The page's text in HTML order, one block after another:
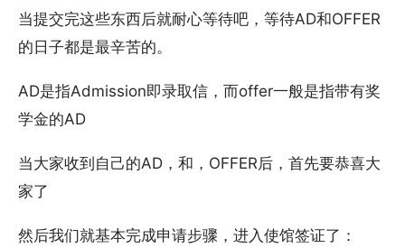
当提交完这些东西后就耐心等待吧，等待AD和OFFER
的日子都是最辛苦的。
AD是指Admission即录取信，而offer一般是指带有奖
学金的AD
当大家收到自己的AD，和，OFFER后，首先要恭喜大
家了
然后我们就基本完成申请步骤，进入使馆签证了：